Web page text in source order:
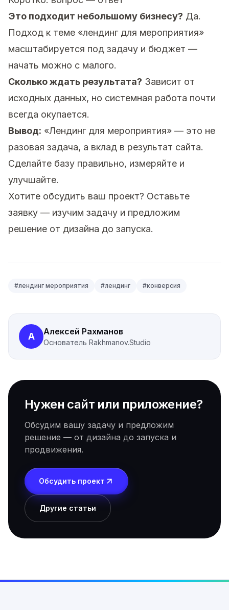
Это подходит небольшому бизнесу? Да.
Подход к теме «лендинг для мероприятия»
масштабируется под задачу и бюджет —
начать можно с малого.
Сколько ждать результата? Зависит от
исходных данных, но системная работа почти
всегда окупается.
Вывод: «Лендинг для мероприятия» — это не
разовая задача, а вклад в результат сайта.
Сделайте базу правильно, измеряйте и
улучшайте.
Хотите обсудить ваш проект? Оставьте
заявку — изучим задачу и предложим
решение от дизайна до запуска.
#лендинг мероприятия #лендинг #конверсия
А Алексей Рахманов
Основатель Rakhmanov.Studio
Нужен сайт или приложение?
Обсудим вашу задачу и предложим
решение — от дизайна до запуска и
продвижения.
Обсудить проект
Другие статьи